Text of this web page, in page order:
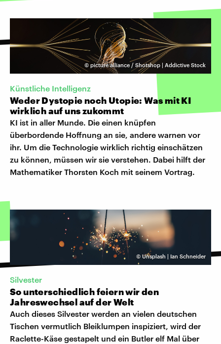
© picture alliance / Shotshop | Addictive Stock
Künstliche Intelligenz
Weder Dystopie noch Utopie: Was mit KI
wirklich auf uns zukommt
KI ist in aller Munde. Die einen knüpfen
überbordende Hoffnung an sie, andere warnen vor
ihr. Um die Technologie wirklich richtig einschätzen
zu können, müssen wir sie verstehen. Dabei hilft der
Mathematiker Thorsten Koch mit seinem Vortrag.
© Unsplash | Ian Schneider
Silvester
So unterschiedlich feiern wir den
Jahreswechsel auf der Welt
Auch dieses Silvester werden an vielen deutschen
Tischen vermutlich Bleiklumpen inspiziert, wird der
Raclette-Käse gestapelt und ein Butler elf Mal über